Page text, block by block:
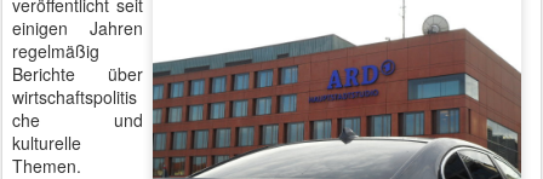
veröffentlicht seit
einigen Jahren
regelmäßig
Berichte über
wirtschaftspolitis
che und
kulturelle
Themen.